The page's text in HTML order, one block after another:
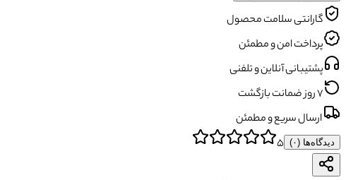
گارانتی سلامت محصول
پرداخت امن و مطمئن
پشتیبانی آنلاین و تلفنی
۷ روز ضمانت بازگشت
ارسال سریع و مطمئن
دیدگاه‌ها (۰) ۵